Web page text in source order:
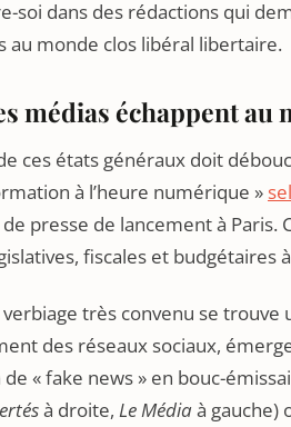
soi dans des rédactions qui
au monde clos libéral libertaire.
médias échappent au
ces états généraux doit
à l’heure numérique »
presse de lancement à
fiscales et budgétaires
très convenu se
des réseaux sociaux,
« fake news » en bouc-
à droite, Le Médiaà gauche)